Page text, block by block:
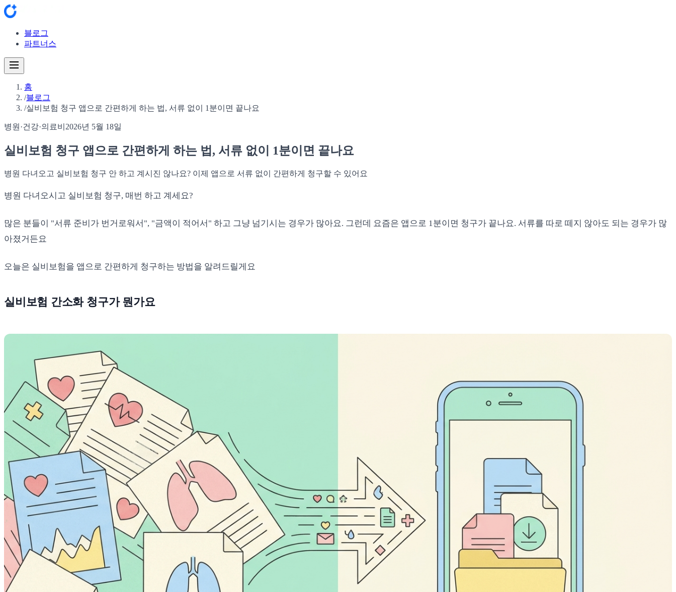
블로그
파트너스
홈
/블로그
/실비보험 청구 앱으로 간편하게 하는 법, 서류 없이 1분이면 끝나요
병원·건강·의료비 2026년 5월 18일
실비보험 청구 앱으로 간편하게 하는 법, 서류 없이 1분이면 끝나요
병원 다녀오고 실비보험 청구 안 하고 계시진 않나요? 이제 앱으로 서류 없이 간편하게 청구할 수 있어요
병원 다녀오시고 실비보험 청구, 매번 하고 계세요?
많은 분들이 "서류 준비가 번거로워서", "금액이 적어서" 하고 그냥 넘기시는 경우가 많아요. 그런데 요즘은 앱으로 1분이면 청구가 끝나요. 서류를 따로 떼지 않아도 되는 경우가 많
아졌거든요
오늘은 실비보험을 앱으로 간편하게 청구하는 방법을 알려드릴게요
실비보험 간소화 청구가 뭔가요